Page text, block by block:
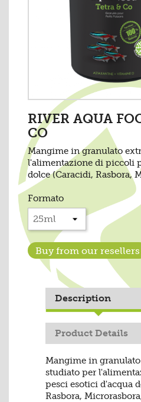
RIVER AQUA
CO
Mangime in granulato
l'alimentazione di piccoli
dolce (Caracidi, Rasbora,
Formato
Buy from our resellers
Description
Product Details
Mangime in
studiato per
pesci esotici d'acqua
Rasbora,